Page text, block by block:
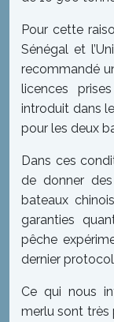
Pour cette
Sénégal et
recommandé
licences
introduit dans
pour les deux
Dans ces
de donner
bateaux
garanties
pêche
dernier
Ce qui nous
merlu sont très